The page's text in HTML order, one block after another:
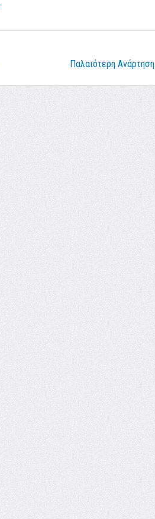
Παλαιότερη Ανάρτηση